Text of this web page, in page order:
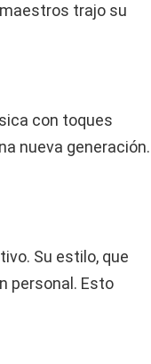
trajo su
con toques
nueva generación.
Su estilo, que
personal. Esto